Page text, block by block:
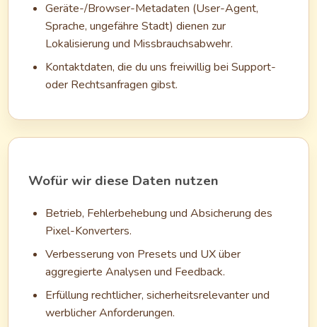
Geräte-/Browser-Metadaten (User-Agent,
Sprache, ungefähre Stadt) dienen zur
Lokalisierung und Missbrauchsabwehr.
Kontaktdaten, die du uns freiwillig bei Support-
oder Rechtsanfragen gibst.
Wofür wir diese Daten nutzen
Betrieb, Fehlerbehebung und Absicherung des
Pixel-Konverters.
Verbesserung von Presets und UX über
aggregierte Analysen und Feedback.
Erfüllung rechtlicher, sicherheitsrelevanter und
werblicher Anforderungen.